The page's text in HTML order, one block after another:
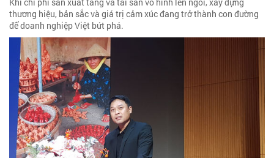
Khi chi phí sản xuất tăng và tài sản vô hình lên ngôi, xây dựng
thương hiệu, bản sắc và giá trị cảm xúc đang trở thành con đường
để doanh nghiệp Việt bứt phá.